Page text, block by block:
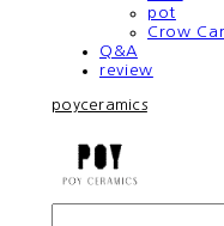
pot
Crow
Q&A
review
poyceramics